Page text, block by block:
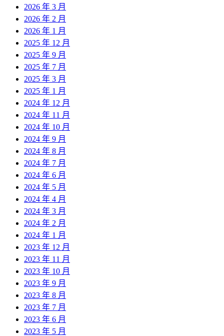
2026 年 3 月
2026 年 2 月
2026 年 1 月
2025 年 12 月
2025 年 9 月
2025 年 7 月
2025 年 3 月
2025 年 1 月
2024 年 12 月
2024 年 11 月
2024 年 10 月
2024 年 9 月
2024 年 8 月
2024 年 7 月
2024 年 6 月
2024 年 5 月
2024 年 4 月
2024 年 3 月
2024 年 2 月
2024 年 1 月
2023 年 12 月
2023 年 11 月
2023 年 10 月
2023 年 9 月
2023 年 8 月
2023 年 7 月
2023 年 6 月
2023 年 5 月